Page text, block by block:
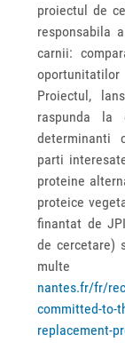
proiectul de
responsabila
carnii:
Proiectul,
raspunda la
determinanti
parti
proteine
proteice
finantat de JPI
de cercetare)
multe
nantes.fr/fr/
committed-to-
replacement-